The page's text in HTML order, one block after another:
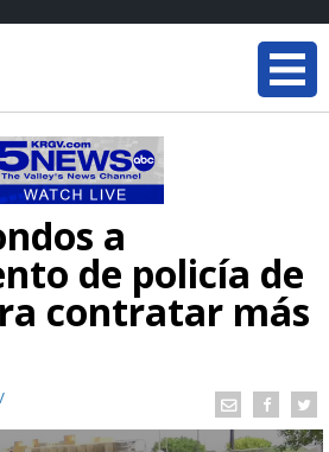
a
de policía de
contratar más